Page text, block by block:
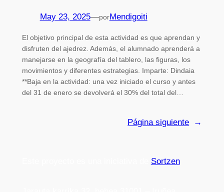
May 23, 2025—porMendigoiti
El objetivo principal de esta actividad es que aprendan y
disfruten del ajedrez. Además, el alumnado aprenderá a
manejarse en la geografía del tablero, las figuras, los
movimientos y diferentes estrategias. Imparte: Dindaia
**Baja en la actividad: una vez iniciado el curso y antes
del 31 de enero se devolverá el 30% del total del…
Página siguiente →
Sortzen